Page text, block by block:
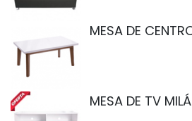
MESA DE
MESA DE TV